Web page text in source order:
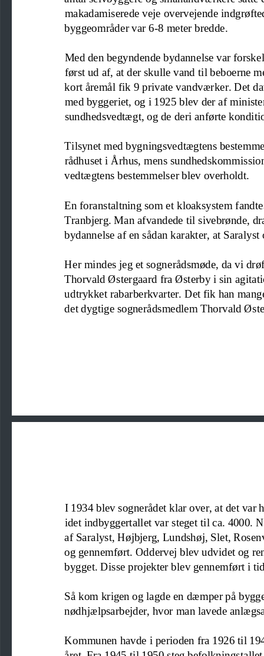
makadamiserede veje overvejende
byggeområder var 6-8 meter bredde.
Med den begyndende bydannelse var
først ud af, at der skulle vand til beboerne
kort åremål fik 9 private vandværker. Det
med byggeriet, og i 1925 blev der af
sundhedsvedtægt, og de deri anførte
Tilsynet med bygningsvedtægtens
rådhuset i Århus, mens
vedtægtens bestemmelser blev overholdt.
En foranstaltning som et kloaksystem
Tranbjerg. Man afvandede til sivebrønde,
bydannelse af en sådan karakter, at
Her mindes jeg et sognerådsmøde , da vi
Thorvald Østergaard fra Østerby i sin
udtrykket rabarberkvarter. Det fik han
det dygtige sognerådsmedlem Thorvald
I 1934 blev sognerådet klar over, at det
idet indbyggertallet var steget til ca. 4000.
af Saralyst, Højbjerg, Lundshøj, Slet,
og gennemført. Oddervej blev udvidet og
bygget. Disse projekter blev gennemført i
Så kom krigen og lagde en dæmper på
nødhjælpsarbejder, hvor man lavede
Kommunen havde i perioden fra 1926 til